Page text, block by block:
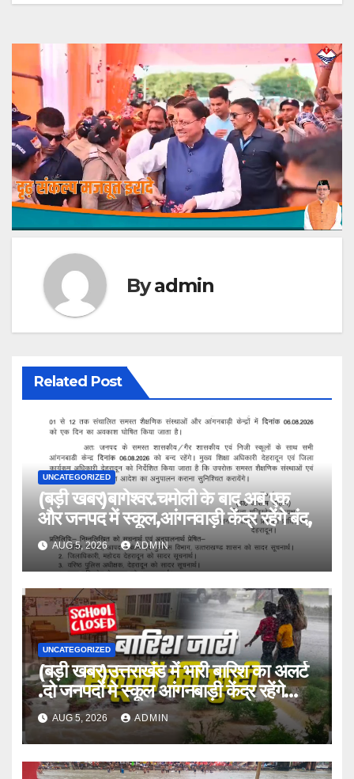
Byadmin
Related Post
UNCATEGORIZED
(बड़ी खबर)बागेश्वर.चमोली के बाद अब एक
और जनपद में स्कूल,आंगनवाड़ी केंद्र रहेंगे बंद,
AUG 5, 2026 ADMIN
UNCATEGORIZED
(बड़ी खबर)उत्तराखंड में भारी बारिश का अलर्ट
.दो जनपदों मे स्कूल आंगनबाड़ी केंद्र रहेंगे
बंद।AUG 5, 2026 ADMIN